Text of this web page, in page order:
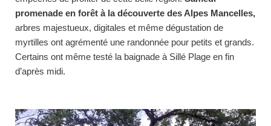
promenade en forêt à la découverte des Alpes Mancelles,
arbres majestueux, digitales et même dégustation de
myrtilles ont agrémenté une randonnée pour petits et grands.
Certains ont même testé la baignade à Sillé Plage en fin
d’après midi.